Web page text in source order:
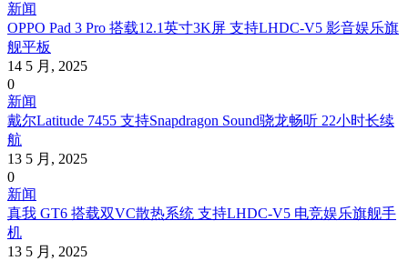
新闻
OPPO Pad 3 Pro 搭载12.1英寸3K屏 支持LHDC-V5 影音娱乐旗
舰平板
14 5 月, 2025
0
新闻
戴尔Latitude 7455 支持Snapdragon Sound骁龙畅听 22小时长续
航
13 5 月, 2025
0
新闻
真我 GT6 搭载双VC散热系统 支持LHDC-V5 电竞娱乐旗舰手
机
13 5 月, 2025